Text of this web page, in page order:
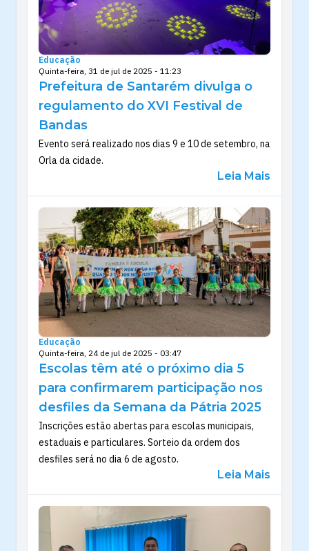
Educação
Quinta-feira, 31 de jul de 2025 - 11:23
Prefeitura de Santarém divulga o
regulamento do XVI Festival de
Bandas
Evento será realizado nos dias 9 e 10 de setembro, na
Orla da cidade.
Leia Mais
Educação
Quinta-feira, 24 de jul de 2025 - 03:47
Escolas têm até o próximo dia 5
para confirmarem participação nos
desfiles da Semana da Pátria 2025
Inscrições estão abertas para escolas municipais,
estaduais e particulares. Sorteio da ordem dos
desfiles será no dia 6 de agosto.
Leia Mais